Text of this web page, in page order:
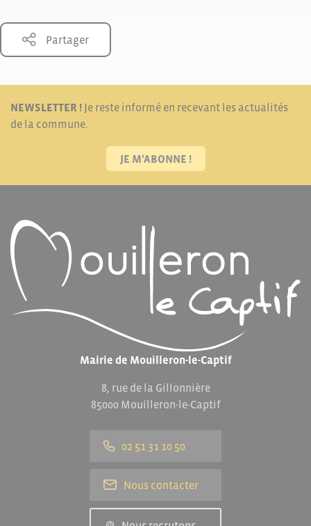
Partager
NEWSLETTER ! Je reste informé en recevant les actualités
de la commune.
JE M'ABONNE !
Mairie de Mouilleron-le-Captif
8, rue de la Gillonnière
85000 Mouilleron-le-Captif
02 51 31 10 50
Nous contacter